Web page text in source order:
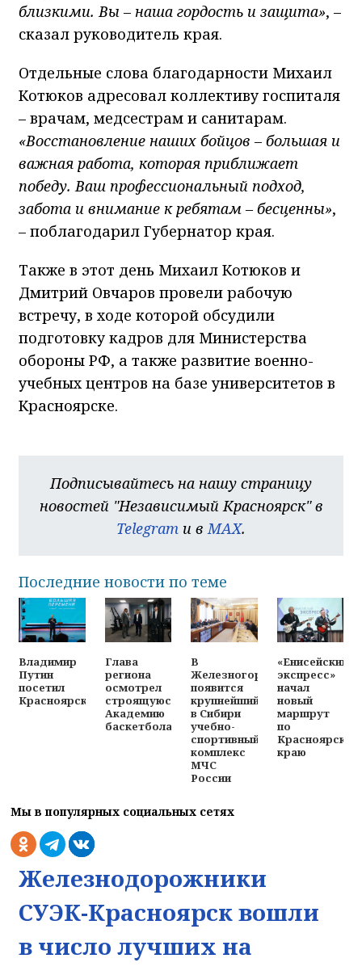
близкими. Вы – наша гордость и защита», –
сказал руководитель края.
Отдельные слова благодарности Михаил
Котюков адресовал коллективу госпиталя
– врачам, медсестрам и санитарам.
«Восстановление наших бойцов – большая и
важная работа, которая приближает
победу. Ваш профессиональный подход,
забота и внимание к ребятам – бесценны»,
– поблагодарил Губернатор края.
Также в этот день Михаил Котюков и
Дмитрий Овчаров провели рабочую
встречу, в ходе которой обсудили
подготовку кадров для Министерства
обороны РФ, а также развитие военно-
учебных центров на базе университетов в
Красноярске.
Подписывайтесь на нашу страницу
новостей "Независимый Красноярск" в
Telegram и вMAX.
Последние новости по теме
Владимир
Путин
посетил
Красноярск
Глава
региона
осмотрел
строящуюся
Академию
баскетбола
В
Железногорске
появится
крупнейший
в Сибири
учебно-
спортивный
комплекс
МЧС
России
«Енисейский
экспресс»
начал
новый
маршрут
по
краю
Мы в популярных социальных сетях
Железнодорожники
СУЭК-Красноярск вошли
в число лучших на